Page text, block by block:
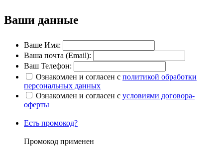
Ваши данные
Ваше Имя:
Ваша почта (Email):
Ваш Телефон:
Ознакомлен и согласен с политикой обработки
персональных данных
Ознакомлен и согласен с условиями договора-
оферты
Есть промокод?
Промокод применен